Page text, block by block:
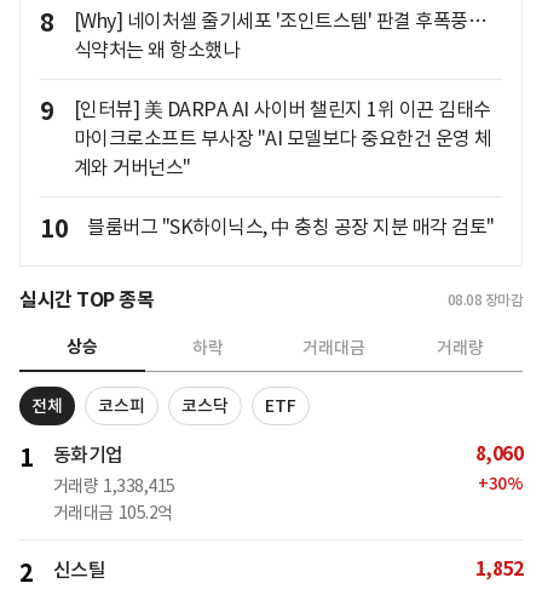
8
[Why] 네이처셀 줄기세포 '조인트스템' 판결 후폭풍…
식약처는 왜 항소했나
9
[인터뷰] 美 DARPA AI 사이버 챌린지 1위 이끈 김태수
마이크로소프트 부사장 "AI 모델보다 중요한건 운영 체
계와 거버넌스"
10 블룸버그 "SK하이닉스, 中 충칭 공장 지분 매각 검토"
실시간 TOP 종목 08.08 장마감
상승 하락 거래대금 거래량
전체 코스피 코스닥 ETF
1 동화기업
거래량 1,338,415
거래대금 105.2억
8,060
+30%
2 신스틸 1,852